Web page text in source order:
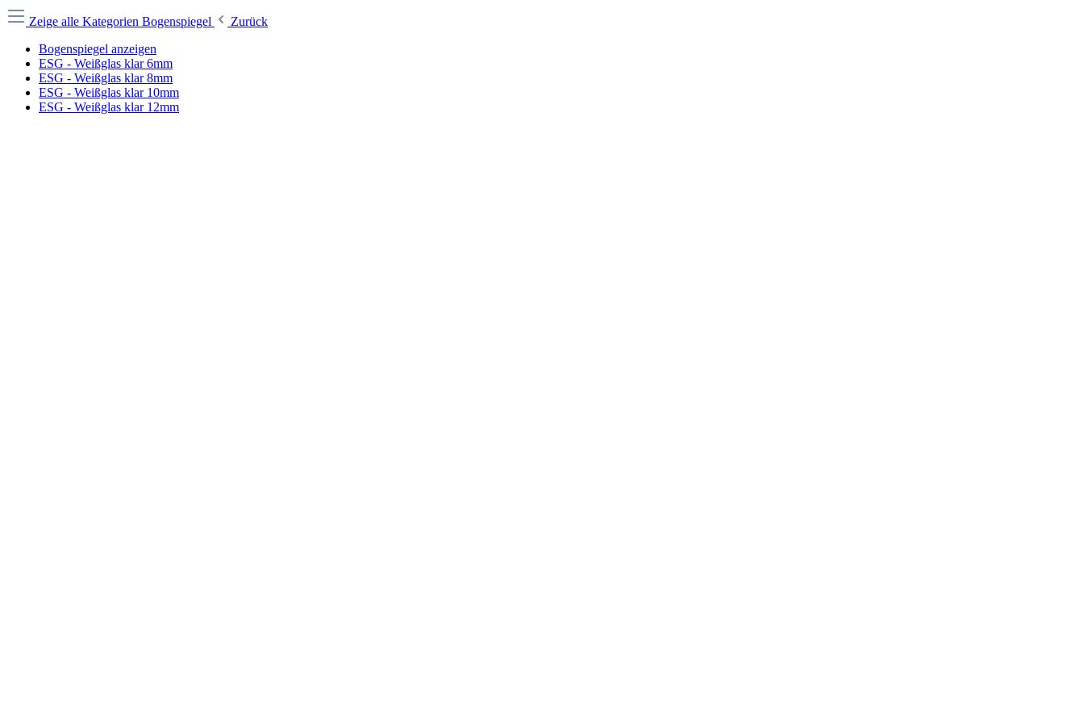
Zeige alle Kategorien Bogenspiegel
Zurück
Bogenspiegel anzeigen
ESG - Weißglas klar 6mm
ESG - Weißglas klar 8mm
ESG - Weißglas klar 10mm
ESG - Weißglas klar 12mm